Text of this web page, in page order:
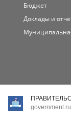
Бюджет
Доклады и
government.ru